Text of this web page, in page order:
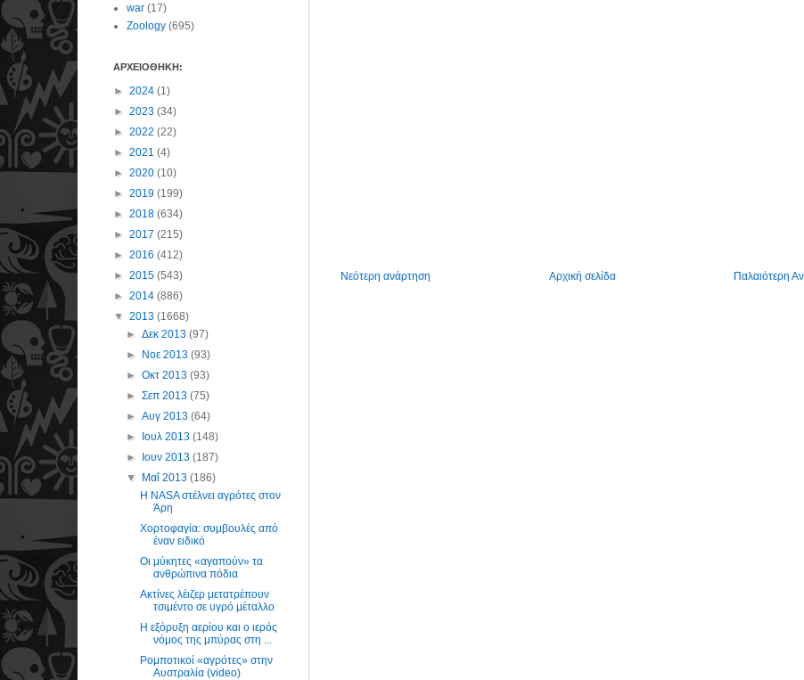
Νεότερη ανάρτηση Παλαιότερη
Αρχική σελίδα
war (17)
Zoology (695)
ΑΡΧΕΙΟΘΗΚΗ:
► 2024 (1)
► 2023 (34)
► 2022 (22)
► 2021 (4)
► 2020 (10)
► 2019 (199)
► 2018 (634)
► 2017 (215)
► 2016 (412)
► 2015 (543)
► 2014 (886)
▼ 2013 (1668)
►Δεκ 2013(97)
► Νοε 2013(93)
►Οκτ 2013(93)
►Σεπ 2013(75)
►Αυγ 2013(64)
► Ιουλ 2013(148)
► Ιουν 2013(187)
▼ Μαΐ 2013(186)
Η NASA στέλνει αγρότες στον
Άρη
Χορτοφαγία: συμβουλές από
έναν ειδικό
Οι μύκητες «αγαπούν» τα
ανθρώπινα πόδια
Ακτίνες λέιζερ μετατρέπουν
τσιμέντο σε υγρό μέταλλο
Η εξόρυξη αερίου και ο ιερός
νόμος της μπύρας στη ...
Ρομποτικοί «αγρότες» στην
Αυστραλία (video)